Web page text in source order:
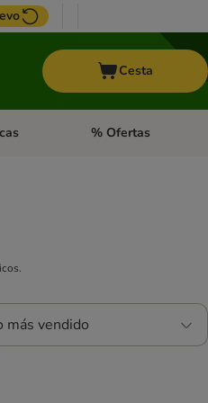
Cesta
abierto: Otros animales
Menú de categoria
% Ofertas
más vendido